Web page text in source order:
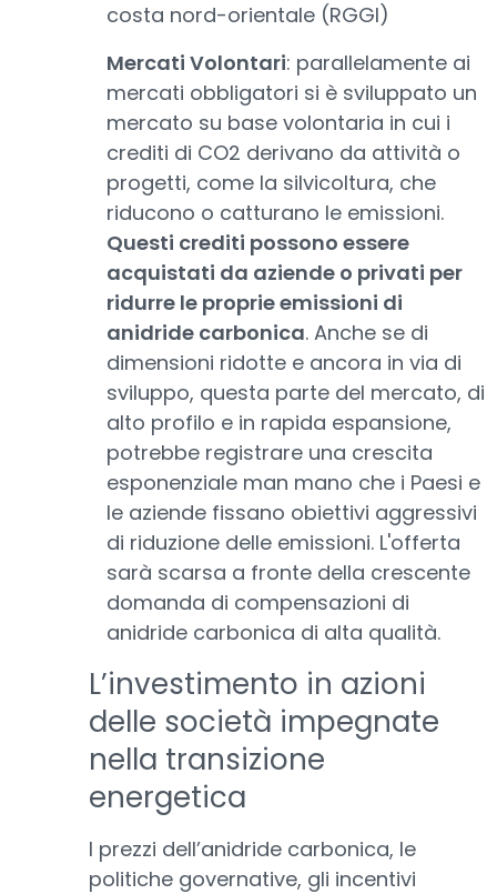
costa nord-orientale (RGGI)
Mercati Volontari: parallelamente ai
mercati obbligatori si è sviluppato un
mercato su base volontaria in cui i
crediti di CO2 derivano da attività o
progetti, come la silvicoltura, che
riducono o catturano le emissioni.
Questi crediti possono essere
acquistati da aziende o privati per
ridurre le proprie emissioni di
anidride carbonica. Anche se di
dimensioni ridotte e ancora in via di
sviluppo, questa parte del mercato, di
alto profilo e in rapida espansione,
potrebbe registrare una crescita
esponenziale man mano che i Paesi e
le aziende fissano obiettivi aggressivi
di riduzione delle emissioni. L'offerta
sarà scarsa a fronte della crescente
domanda di compensazioni di
anidride carbonica di alta qualità.
L’investimento in azioni
delle società impegnate
nella transizione
energetica
I prezzi dell’anidride carbonica, le
politiche governative, gli incentivi